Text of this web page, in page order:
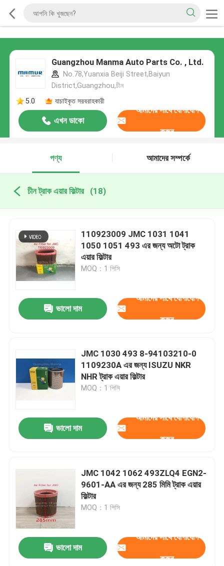
Guangzhou Manma Auto Parts Co. , Ltd.
No.78,Yuanxia Beiji Street,Baiyun
District,Guangzhou,চীন
5.0
যাচাইকৃত সরবরাহকারী
এখন ডাকো
আমাদের সাথে যোগাযোগ
করুন
পণ্য আমাদের সম্পর্কে
চীন ট্রাক এয়ার ফিল্টার (18)
110923009 JMC 1031 1041
1050 1051 493 এর জন্য অটো ট্রাক
এয়ার ফিল্টার
MOQ：1 পিসি
ভালো দাম
আমাদের সাথে যোগাযোগ
করুন
JMC 1030 493 8-94103210-0
1109230A এর জন্য ISUZU NKR
NHR ট্রাক এয়ার ফিল্টার
MOQ：1 পিসি
ভালো দাম
আমাদের সাথে যোগাযোগ
করুন
JMC 1042 1062 493ZLQ4 EGN2-
9601-AA এর জন্য 285 মিমি ট্রাক এয়ার
ফিল্টার
MOQ：1 পিসি
ভালো দাম
আমাদের সাথে যোগাযোগ
করুন